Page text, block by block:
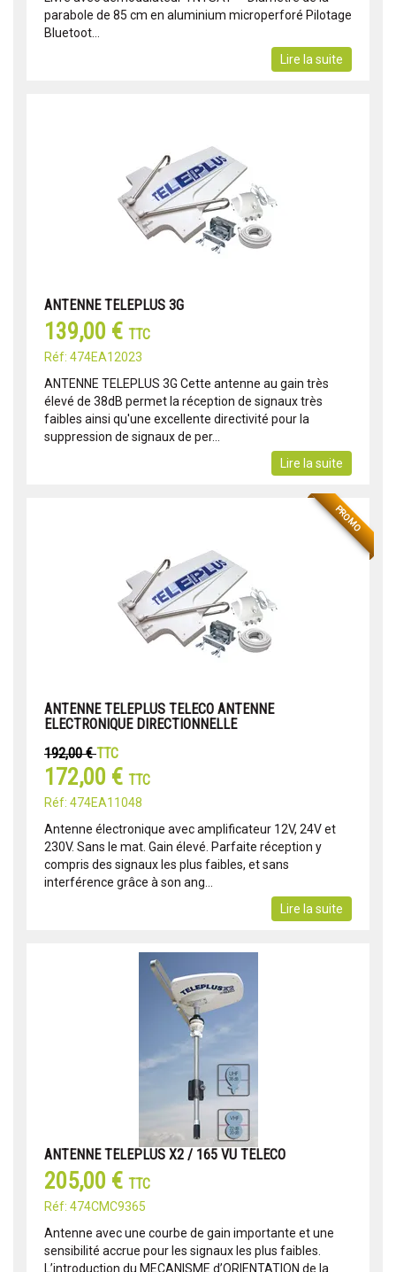
parabole de 85 cm en aluminium microperforé Pilotage
Bluetoot...
Lire la suite
ANTENNE TELEPLUS 3G
139,00 € TTC
Réf: 474EA12023
ANTENNE TELEPLUS 3G Cette antenne au gain très
élevé de 38dB permet la réception de signaux très
faibles ainsi qu'une excellente directivité pour la
suppression de signaux de per...
Lire la suite
PROMO
ANTENNE TELEPLUS TELECO ANTENNE
ELECTRONIQUE DIRECTIONNELLE
192,00 €TTC
172,00 € TTC
Réf: 474EA11048
Antenne électronique avec amplificateur 12V, 24V et
230V. Sans le mat. Gain élevé. Parfaite réception y
compris des signaux les plus faibles, et sans
interférence grâce à son ang...
Lire la suite
ANTENNE TELEPLUS X2 / 165 VU TELECO
205,00 € TTC
Réf: 474CMC9365
Antenne avec une courbe de gain importante et une
sensibilité accrue pour les signaux les plus faibles.
L’introduction du MECANISME d’ORIENTATION de la